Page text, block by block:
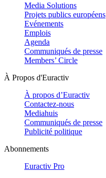
Media Solutions
Projets publics européens
Evénements
Emplois
Agenda
Communiqués de presse
Members’ Circle
À Propos d'Euractiv
À propos d’Euractiv
Contactez-nous
Mediahuis
Communiqués de presse
Publicité politique
Abonnements
Euractiv Pro